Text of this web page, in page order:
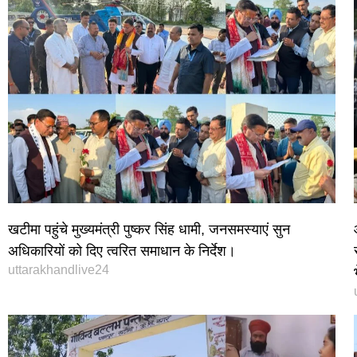
खटीमा पहुंचे मुख्यमंत्री पुष्कर सिंह धामी, जनसमस्याएं सुन
अधिकारियों को दिए त्वरित समाधान के निर्देश।
uttarakhandlive24